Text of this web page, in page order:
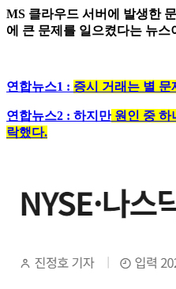
MS 클라우드 서버에 발생한
에 큰 문제를 일으켰다는 뉴스
연합뉴스1 : 증시 거래는 별 문
연합뉴스2 : 하지만 원인 중 하
락했다.